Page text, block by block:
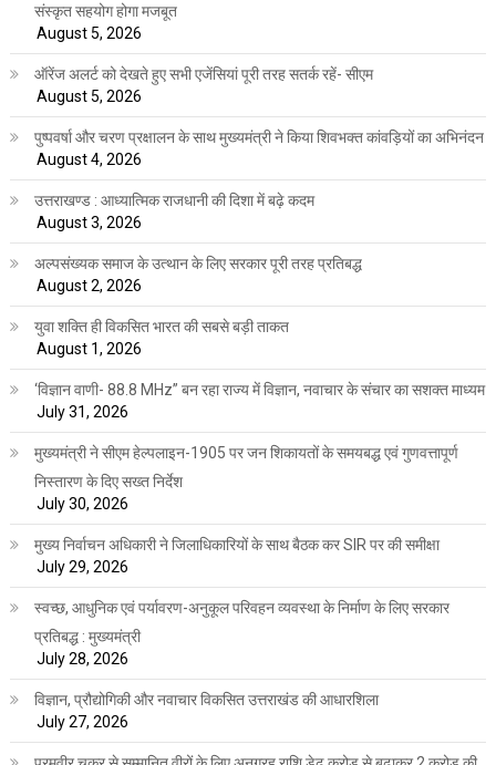
संस्कृत सहयोग होगा मजबूत
August 5, 2026
ऑरेंज अलर्ट को देखते हुए सभी एजेंसियां पूरी तरह सतर्क रहें- सीएम
August 5, 2026
पुष्पवर्षा और चरण प्रक्षालन के साथ मुख्यमंत्री ने किया शिवभक्त कांवड़ियों का अभिनंदन
August 4, 2026
उत्तराखण्ड : आध्यात्मिक राजधानी की दिशा में बढ़े कदम
August 3, 2026
अल्पसंख्यक समाज के उत्थान के लिए सरकार पूरी तरह प्रतिबद्ध
August 2, 2026
युवा शक्ति ही विकसित भारत की सबसे बड़ी ताकत
August 1, 2026
‘विज्ञान वाणी- 88.8 MHz” बन रहा राज्य में विज्ञान, नवाचार के संचार का सशक्त माध्यम
July 31, 2026
मुख्यमंत्री ने सीएम हेल्पलाइन-1905 पर जन शिकायतों के समयबद्ध एवं गुणवत्तापूर्ण
निस्तारण के दिए सख्त निर्देश
July 30, 2026
मुख्य निर्वाचन अधिकारी ने जिलाधिकारियों के साथ बैठक कर SIR पर की समीक्षा
July 29, 2026
स्वच्छ, आधुनिक एवं पर्यावरण-अनुकूल परिवहन व्यवस्था के निर्माण के लिए सरकार
प्रतिबद्ध : मुख्यमंत्री
July 28, 2026
विज्ञान, प्रौद्योगिकी और नवाचार विकसित उत्तराखंड की आधारशिला
July 27, 2026